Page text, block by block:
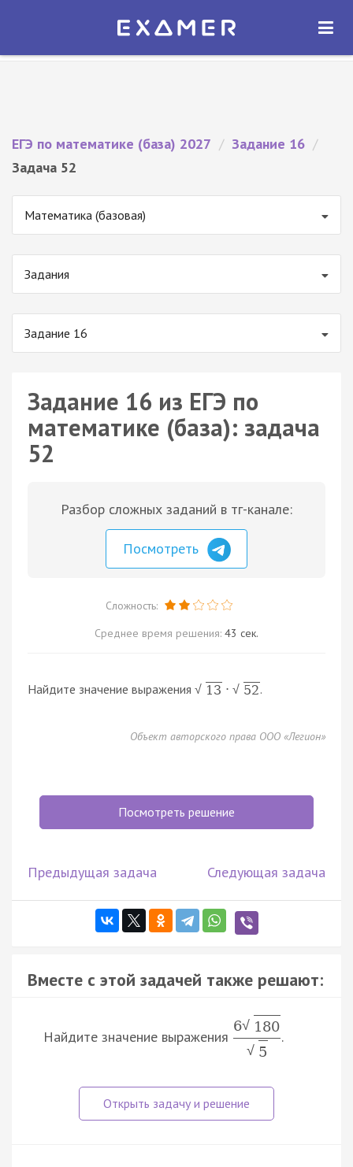
Экзамер — ЕГЭ 2027
ОТКРЫТЬ
ЕГЭ по математике (база) 2027 / Задание 16 /
Задача 52
Математика (базовая)
Задания
Задание 16
Задание 16 из ЕГЭ по
математике (база): задача
52
Разбор сложных заданий в тг-канале:
Посмотреть
Сложность:
Среднее время решения: 43 сек.
Найдите значение выражения √ 13 · √ 52.
Объект авторского права ООО «Легион»
Посмотреть решение
Предыдущая задача Следующая задача
Вместе с этой задачей также решают:
Найдите значение выражения
6√ 180
√ 5
.